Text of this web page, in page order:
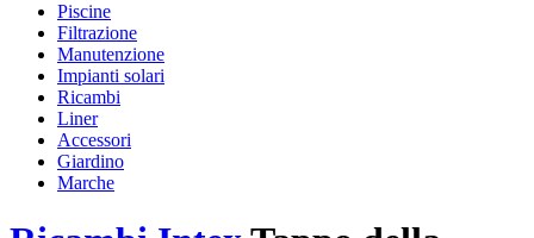
Piscine
Filtrazione
Manutenzione
Impianti solari
Ricambi
Liner
Accessori
Giardino
Marche